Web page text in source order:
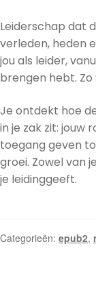
Leiderschap dat
verleden, heden
jou als leider,
brengen hebt.
Je ontdekt hoe
in je zak zit: jouw
toegang geven
groei. Zowel van
je leidinggeeft.
Categorieën: epub2,